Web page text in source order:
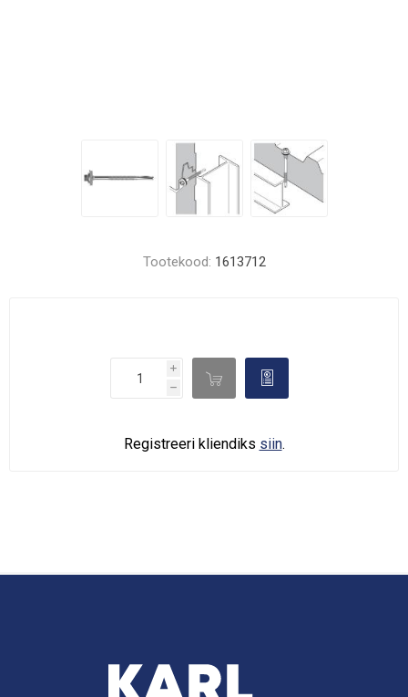
Tootekood: 1613712
i
h
d 
Registreeri kliendiks siin.